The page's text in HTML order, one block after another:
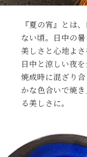
『夏の宵』とは
ない頃。日中の
美しさと心地よ
日中と涼しい夜
焼成時に混ざり
かな色合いで焼
る美しさに。